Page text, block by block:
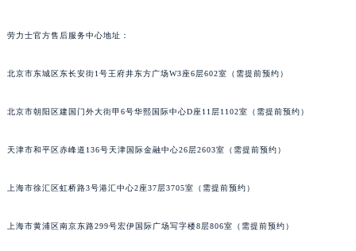
劳力士官方售后服务中心地址：
北京市东城区东长安街1号王府井东方广场W3座6层602室（需提前预约）
北京市朝阳区建国门外大街甲6号华熙国际中心D座11层1102室（需提前预约）
天津市和平区赤峰道136号天津国际金融中心26层2603室（需提前预约）
上海市徐汇区虹桥路3号港汇中心2座37层3705室（需提前预约）
上海市黄浦区南京东路299号宏伊国际广场写字楼8层806室（需提前预约）